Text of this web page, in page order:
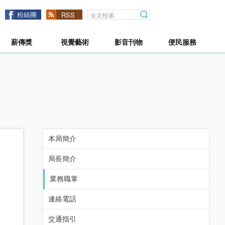
粉絲團 RSS
薪傳獎 視覺藝術 影音刊物 便民服務
本局簡介
局長簡介
業務職掌
連絡電話
交通指引